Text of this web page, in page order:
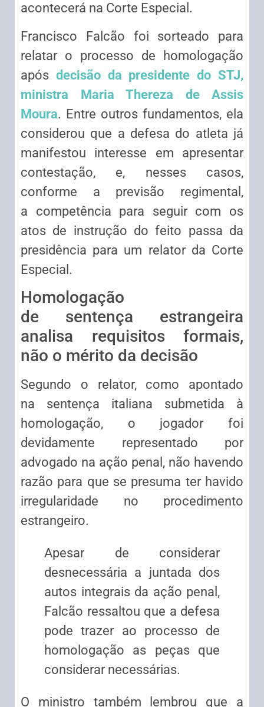
acontecerá na Corte Especial.
Francisco Falcão foi sorteado para
relatar o processo de homologação
após decisão da presidente do STJ,
ministra Maria Thereza de Assis
Moura. Entre outros fundamentos, ela
considerou que a defesa do atleta já
manifestou interesse em apresentar
contestação, e, nesses casos,
conforme a previsão regimental,
a competência para seguir com os
atos de instrução do feito passa da
presidência para um relator da Corte
Especial.
Homologação
de sentença estrangeira
analisa requisitos formais,
não o mérito da decisão
Segundo o relator, como apontado
na sentença italiana submetida à
homologação, o jogador foi
devidamente representado por
advogado na ação penal , não havendo
razão para que se presuma ter havido
irregularidade no procedimento
estrangeiro.
Apesar de considerar
desnecessária a juntada dos
autos integrais da ação penal ,
Falcão ressaltou que a defesa
pode trazer ao processo de
homologação as peças que
considerar necessárias.
O ministro também lembrou que a